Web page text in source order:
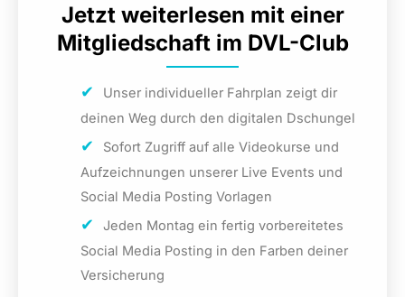
Jetzt weiterlesen mit einer
Mitgliedschaft im DVL-Club
Unser individueller Fahrplan zeigt dir
deinen Weg durch den digitalen Dschungel
Sofort Zugriff auf alle Videokurse und
Aufzeichnungen unserer Live Events und
Social Media Posting Vorlagen
Jeden Montag ein fertig vorbereitetes
Social Media Posting in den Farben deiner
Versicherung